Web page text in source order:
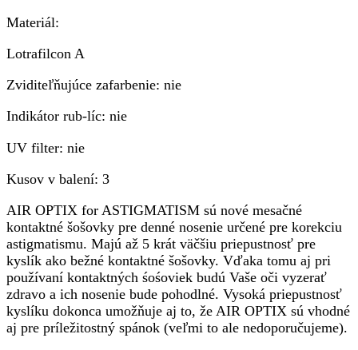
Materiál:
Lotrafilcon A
Zviditeľňujúce zafarbenie: nie
Indikátor rub-líc: nie
UV filter: nie
Kusov v balení: 3
AIR OPTIX for ASTIGMATISM sú nové mesačné
kontaktné šošovky pre denné nosenie určené pre korekciu
astigmatismu. Majú až 5 krát väčšiu priepustnosť pre
kyslík ako bežné kontaktné šošovky. Vďaka tomu aj pri
používaní kontaktných śośoviek budú Vaše oči vyzerať
zdravo a ich nosenie bude pohodlné. Vysoká priepustnosť
kyslíku dokonca umožňuje aj to, že AIR OPTIX sú vhodné
aj pre príležitostný spánok (veľmi to ale nedoporučujeme).